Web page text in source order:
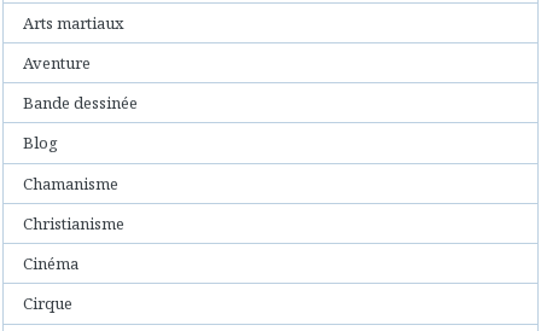
Arts martiaux
Aventure
Bande dessinée
Blog
Chamanisme
Christianisme
Cinéma
Cirque